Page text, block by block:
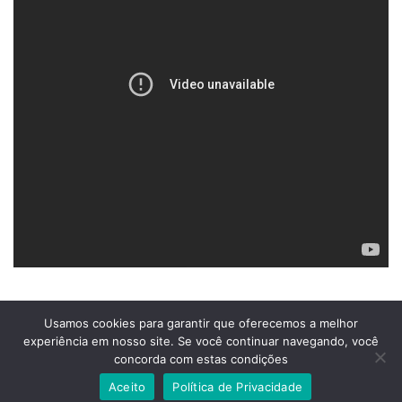
Prefeitura Municipal de Comendador Levy Gasparian
Est União Indústria, S/Nº, KM 131 Exposição, Comendador Levy Gasparian /RJ –
Telefones: (24) 2254-1344 – (24) 2254-1094
Usamos cookies para garantir que oferecemos a melhor
experiência em nosso site. Se você continuar navegando, você
concorda com estas condições
Aceito
Política de Privacidade